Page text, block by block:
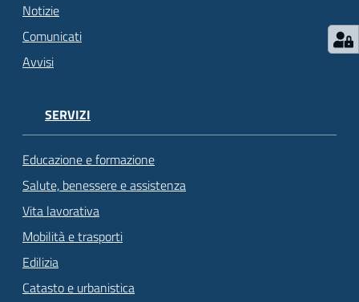
Notizie
Comunicati
Avvisi
SERVIZI
Educazione e formazione
Salute, benessere e assistenza
Vita lavorativa
Mobilità e trasporti
Edilizia
Catasto e urbanistica